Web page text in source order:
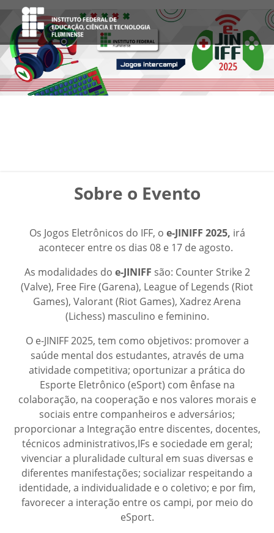
Sobre o Evento
Os Jogos Eletrônicos do IFF, o e-JINIFF 2025, irá
acontecer entre os dias 08 e 17 de agosto.
As modalidades do e-JINIFF são: Counter Strike 2
(Valve), Free Fire (Garena), League of Legends (Riot
Games), Valorant (Riot Games), Xadrez Arena
(Lichess) masculino e feminino.
O e-JINIFF 2025, tem como objetivos: promover a
saúde mental dos estudantes, através de uma
atividade competitiva; oportunizar a prática do
Esporte Eletrônico (eSport) com ênfase na
colaboração, na cooperação e nos valores morais e
sociais entre companheiros e adversários;
proporcionar a Integração entre discentes, docentes,
técnicos administrativos,IFs e sociedade em geral;
vivenciar a pluralidade cultural em suas diversas e
diferentes manifestações; socializar respeitando a
identidade, a individualidade e o coletivo; e por fim,
favorecer a interação entre os campi, por meio do
eSport.